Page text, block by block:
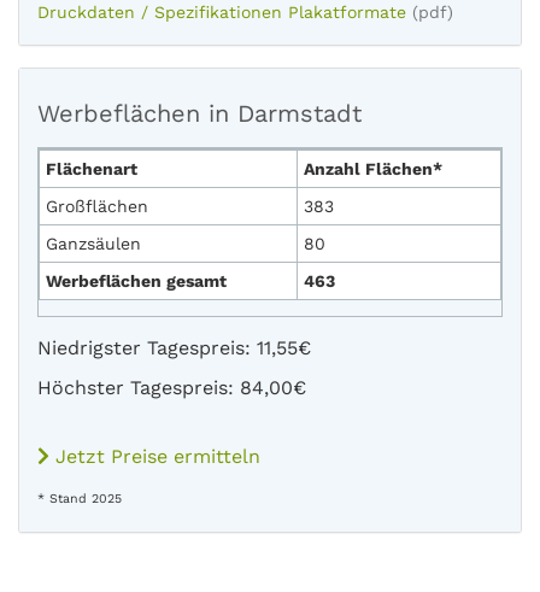
Druckdaten / Spezifikationen Plakatformate (pdf)
Werbeflächen in Darmstadt
Flächenart
Anzahl Flächen*
Großflächen
383
Ganzsäulen
80
Werbeflächen gesamt
463
Niedrigster Tagespreis: 11,55€
Höchster Tagespreis: 84,00€
Jetzt Preise ermitteln
* Stand 2025